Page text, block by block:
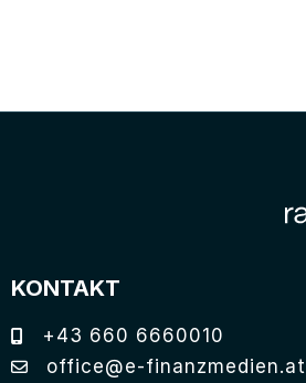
KONTAKT
+43 660 6660010
office@e-finanzmedien.at